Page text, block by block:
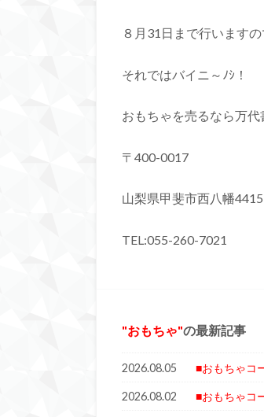
８月31日まで行います
それではバイニ～ﾉｼ！
おもちゃを売るなら万代
〒400-0017
山梨県甲斐市西八幡4415
TEL:055-260-7021
おもちゃ の最新記事
2026.08.05 ■おもちゃコ
2026.08.02 ■おもちゃコ